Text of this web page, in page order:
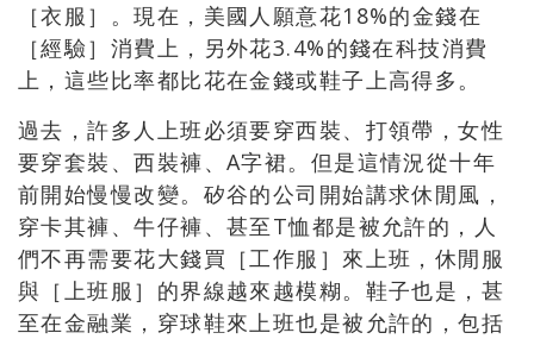
［衣服］。現在，美國人願意花18%的金錢在
［經驗］消費上，另外花3.4%的錢在科技消費
上，這些比率都比花在金錢或鞋子上高得多。
過去，許多人上班必須要穿西裝、打領帶，女性
要穿套裝、西裝褲、A字裙。但是這情況從十年
前開始慢慢改變。矽谷的公司開始講求休閒風，
穿卡其褲、牛仔褲、甚至T恤都是被允許的，人
們不再需要花大錢買［工作服］來上班，休閒服
與［上班服］的界線越來越模糊。鞋子也是，甚
至在金融業，穿球鞋來上班也是被允許的，包括